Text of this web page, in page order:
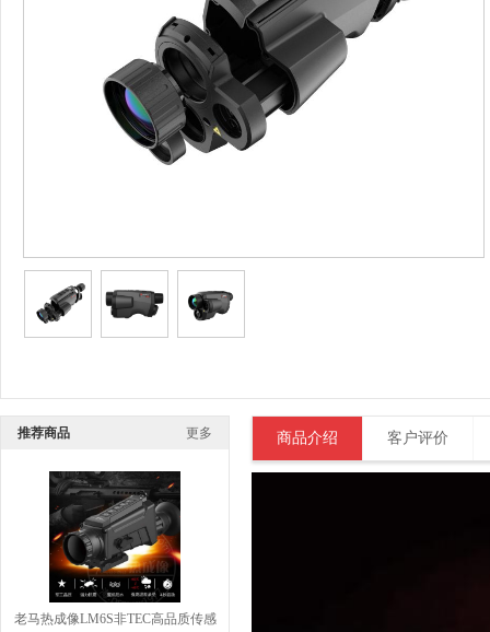
推荐商品 更多
老马热成像LM6S非TEC高品质传感
商品介绍 客户评价